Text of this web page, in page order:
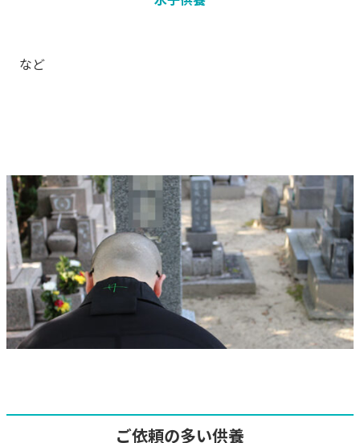
など
ご依頼の多い供養